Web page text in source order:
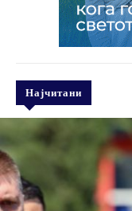
Најчитани